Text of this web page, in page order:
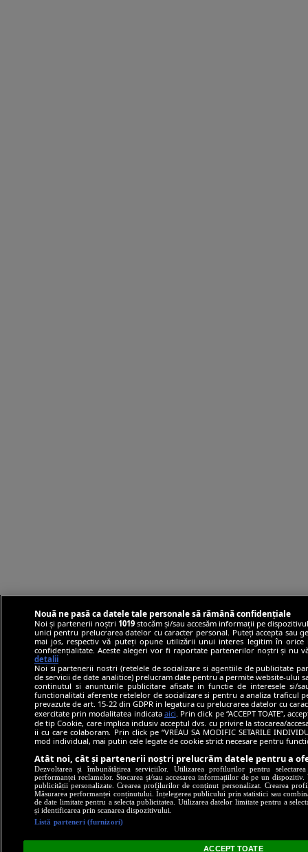
Nouă ne pasă ca datele tale personale să rămână confidențiale
Noi și partenerii noștri 1019stocăm și/sau accesăm informații pe
unici pentru prelucrarea datelor cu caracter personal. Puteți accepta sau
mai jos, respectiv vă puteți opune utilizării unui interes legitim în
confidențialitate. Aceste alegeri vor fi raportate partenerilor noștri și nu
detalii
Noi si partenerii nostri (retelele de socializare si agentiile de publicitate
de servicii de date analitice) prelucram date pentru a permite website-ului
continutul si anunturile publicitare afisate in functie de interesele si/
functionalitati aferente retelelor de socializare si pentru a analiza traficul
prevazute de art. 15-22 din GDPR in legatura cu prelucrarea datelor cu
exercitate prin modalitatea indicata aici . Prin click pe “ACCEPT TOATE”,
de tip Cookie, care implica inclusiv acceptul dvs. cu privire la stocarea/
ii cu care colaboram. Prin click pe “VREAU SA MODIFIC SETARILE
mod individual, mai putin cele legate de cookie strict necesare pentru
Atât noi, cât și partenerii noștri prelucrăm datele pentru a
Dezvoltarea și îmbunătățirea serviciilor. Utilizarea profilurilor pentru
performanței reclamelor. Stocarea și/sau accesarea informațiilor de pe un
publicității personalizate. Crearea profilurilor de conținut personalizat. Crearea
Măsurarea performanței conținutului. Înțelegerea publicului prin statistici sau
de date limitate pentru a selecta publicitatea. Utilizarea datelor limitate pentru a
și identificarea prin scanarea dispozitivului.
Listă parteneri (furnizori)
ACCEPT TOATE